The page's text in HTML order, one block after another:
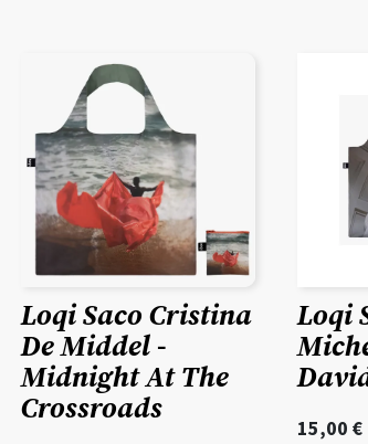
Loqi Saco Cristina
De Middel -
Midnight At The
Crossroads
Loqi
15,00 €